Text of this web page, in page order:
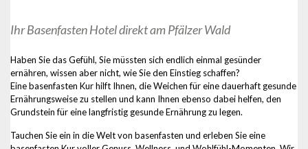
Ihr Basenfasten Hotel direkt am Pfälzer Wald
Haben Sie das Gefühl, Sie müssten sich endlich einmal gesünder
ernähren, wissen aber nicht, wie Sie den Einstieg schaffen?
Eine basenfasten Kur hilft Ihnen, die Weichen für eine dauerhaft gesunde
Ernährungsweise zu stellen und kann Ihnen ebenso dabei helfen, den
Grundstein für eine langfristig gesunde Ernährung zu legen.
Tauchen Sie ein in die Welt von basenfasten und erleben Sie eine